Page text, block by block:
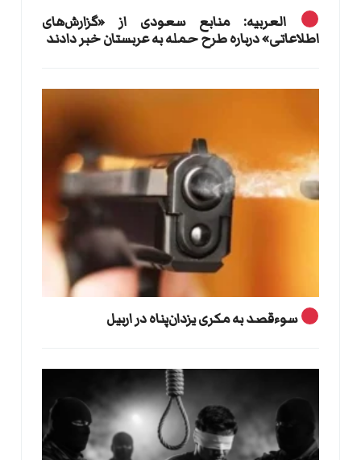
العربیه: منابع سعودی از «گزارش‌های
اطلاعاتی» درباره طرح حمله به عربستان خبر دادند
سوءقصد به مکری یزدان‌پناه در اربیل